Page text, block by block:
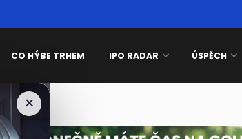
CO HÝBE TRHEM IPO RADAR ÚSPĚCH
×